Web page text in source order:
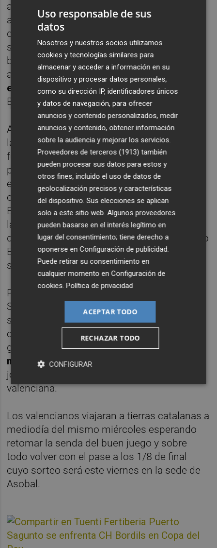
auténtico fortín donde vencer sólo está al
alcance de los que se enchufan a la
dinámica de los encuentros que proponen
siempre los gerundenses ante su fiel y
bullicioso público. No en vano los muchos
años de militancia del
BM Puerto Sagunto
en la Primera Nacionalhizo de sus visitas al
Bordils una batalla difícil de lidiar.
Además los bordilencs tienen la moral por
las nubes en esta competición, donde ya
fueron capaces de eliminar a un noble de la
plata , el potente Atlético Valladolid y que
esperan la renovación de la gesta, ante un
equipo de liga Asobal.
El Bordils basa su fuerza en el colectivo y en
la intensidad en las dos áreas, y cabe
destacar en las individualidades a su artillero
Eduard Nono que promedia en liga más de
siete goles por partido.
Por parte rojiblanca el Fertiberia Puerto
Sagunto acude a Bordils con dos bajas
significativas, Tarraso que sigue
convaleciente de su lesión de tobillo y el
guardameta titularDavid Bruixola por
motivos laborales.
joven Ibrahim Moral en la portería
valenciana.
Los valencianos viajaran a tierras catalanas a
mediodía del mismo miércoles esperando
retomar la senda del buen juego y sobre
todo volver con el pase a los 1/8 de final
cuyo sorteo será este viernes en la sede de
Asobal.
Uso responsable de sus
datos
Nosotros y nuestros socios utilizamos
cookies y tecnologías similares para
almacenar y acceder a información en su
dispositivo y procesar datos personales,
como su dirección IP, identificadores únicos
y datos de navegación, para ofrecer
anuncios y contenido personalizados, medir
anuncios y contenido, obtener información
sobre la audiencia y mejorar los servicios.
Proveedores de terceros (1913) también
pueden procesar sus datos para estos y
otros fines, incluido el uso de datos de
geolocalización precisos y características
del dispositivo. Sus elecciones se aplican
solo a este sitio web. Algunos proveedores
pueden basarse en el interés legítimo en
lugar del consentimiento; tiene derecho a
oponerse enConfiguración de publicidad
Puede retirar su consentimiento en
cualquier momento enConfiguración de
cookies .Política de privacidad
ACEPTAR TODO
RECHAZAR TODO
CONFIGURAR